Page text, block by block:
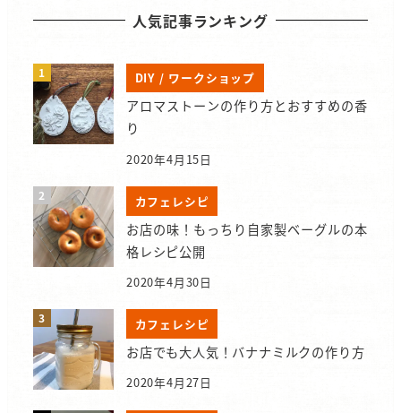
人気記事ランキング
DIY / ワークショップ
アロマストーンの作り方とおすすめの香
り
2020年4月15日
カフェレシピ
お店の味！もっちり自家製ベーグルの本
格レシピ公開
2020年4月30日
カフェレシピ
お店でも大人気！バナナミルクの作り方
2020年4月27日